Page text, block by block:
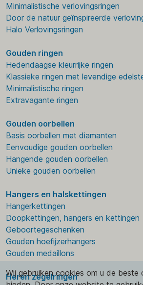
Minimalistische verlovingsringen
Door de natuur geïnspireerde
Halo Verlovingsringen
Gouden ringen
Hedendaagse kleurrijke ringen
Klassieke ringen met levendige
Minimalistische ringen
Extravagante ringen
Gouden oorbellen
Basis oorbellen met diamanten
Eenvoudige gouden oorbellen
Hangende gouden oorbellen
Unieke gouden oorbellen
Hangers en halskettingen
Hangerkettingen
Doopkettingen, hangers en kettingen
Geboortegeschenken
Gouden hoefijzerhangers
Gouden medaillons
Heren zegelringen
Wij gebruiken cookies om u de beste